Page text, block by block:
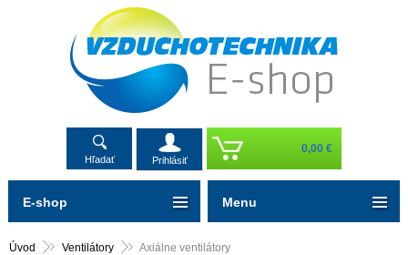
Hľadať Prihlásiť
0,00 €
Úvod Ventilátory Axiálne ventilátory
E-shop Menu